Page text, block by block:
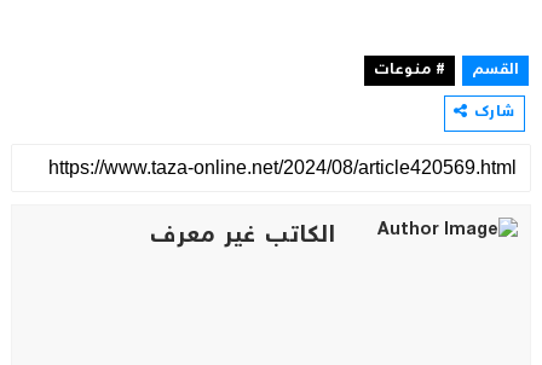
القسم
# منوعات
شارك
الكاتب غير معرف